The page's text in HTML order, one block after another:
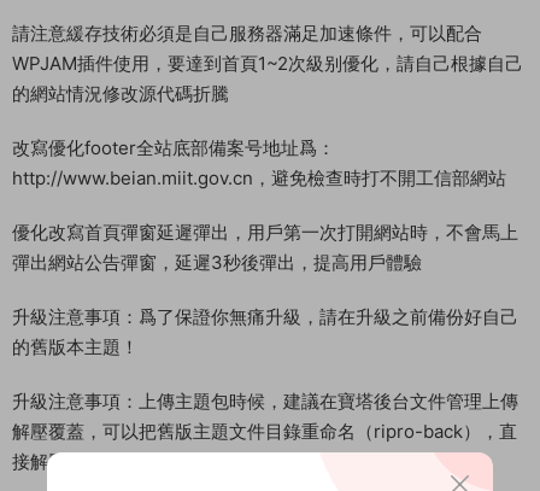
請注意緩存技術必須是自己服務器滿足加速條件，可以配合
WPJAM插件使用，要達到首頁1~2次級别優化，請自己根據自己
的網站情況修改源代碼折騰
改寫優化footer全站底部備案号地址爲：
http://www.beian.miit.gov.cn，避免檢查時打不開工信部網站
優化改寫首頁彈窗延遲彈出，用戶第一次打開網站時，不會馬上
彈出網站公告彈窗，延遲3秒後彈出，提高用戶體驗
升級注意事項：爲了保證你無痛升級，請在升級之前備份好自己
的舊版本主題！
升級注意事項：上傳主題包時候，建議在寶塔後台文件管理上傳
解壓覆蓋，可以把舊版主題文件目錄重命名（ripro-back），直
接解壓新版本壓縮包！